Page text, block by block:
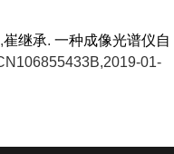
,崔继承. 一种成像光谱仪自
01-